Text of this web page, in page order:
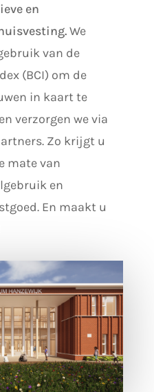
en
We
van de
(BCI) om de
in kaart te
verzorgen we via
Zo krijgt u
mate van
en
En maakt u